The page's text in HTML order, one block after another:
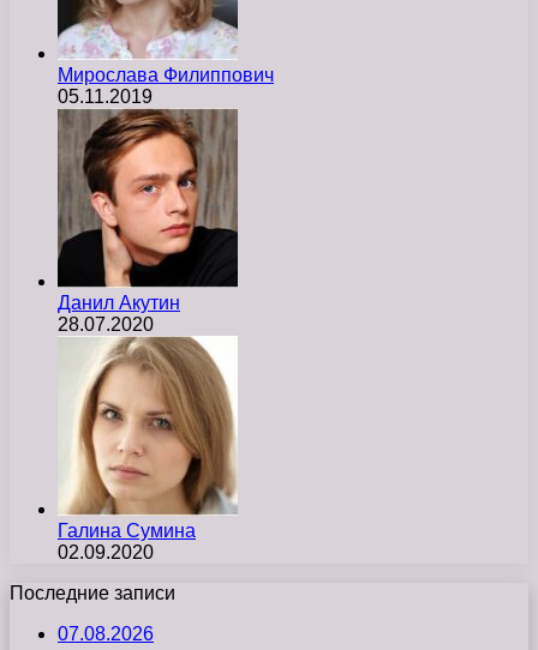
Мирослава Филиппович
05.11.2019
Данил Акутин
28.07.2020
Галина Сумина
02.09.2020
Последние записи
07.08.2026